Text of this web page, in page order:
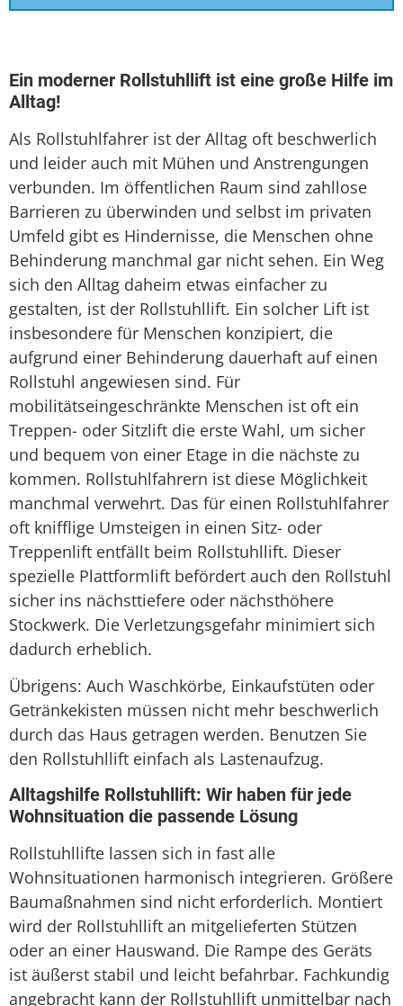
Treppenaufzug
Treppenlift
Treppenlift mieten
Ein moderner Rollstuhllift ist eine große Hilfe im
Alltag!
Als Rollstuhlfahrer ist der Alltag oft beschwerlich
und leider auch mit Mühen und Anstrengungen
verbunden. Im öffentlichen Raum sind zahllose
Barrieren zu überwinden und selbst im privaten
Umfeld gibt es Hindernisse, die Menschen ohne
Behinderung manchmal gar nicht sehen. Ein Weg
sich den Alltag daheim etwas einfacher zu
gestalten, ist der Rollstuhllift. Ein solcher Lift ist
insbesondere für Menschen konzipiert, die
aufgrund einer Behinderung dauerhaft auf einen
Rollstuhl angewiesen sind. Für
mobilitätseingeschränkte Menschen ist oft ein
Treppen- oder Sitzlift die erste Wahl, um sicher
und bequem von einer Etage in die nächste zu
kommen. Rollstuhlfahrern ist diese Möglichkeit
manchmal verwehrt. Das für einen Rollstuhlfahrer
oft knifflige Umsteigen in einen Sitz- oder
Treppenlift entfällt beim Rollstuhllift. Dieser
spezielle Plattformlift befördert auch den Rollstuhl
sicher ins nächsttiefere oder nächsthöhere
Stockwerk. Die Verletzungsgefahr minimiert sich
dadurch erheblich.
Übrigens: Auch Waschkörbe, Einkaufstüten oder
Getränkekisten müssen nicht mehr beschwerlich
durch das Haus getragen werden. Benutzen Sie
den Rollstuhllift einfach als Lastenaufzug.
Alltagshilfe Rollstuhllift: Wir haben für jede
Wohnsituation die passende Lösung
Rollstuhllifte lassen sich in fast alle
Wohnsituationen harmonisch integrieren. Größere
Baumaßnahmen sind nicht erforderlich. Montiert
wird der Rollstuhllift an mitgelieferten Stützen
oder an einer Hauswand. Die Rampe des Geräts
ist äußerst stabil und leicht befahrbar. Fachkundig
angebracht kann der Rollstuhllift unmittelbar nach